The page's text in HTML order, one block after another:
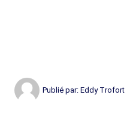
Publié par: Eddy Trofort